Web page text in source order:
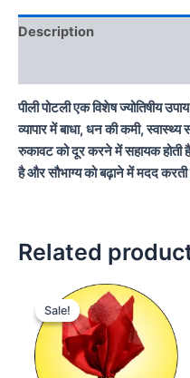
Description
पीली पोटली एक विशेष ज्योतिषीय
व्यापार में बाधा, धन की कमी,
रुकावट को दूर करने में सहायक होती
है और सौभाग्य को बढ़ाने में मदद
Related
Sale!
Sale!
Original
price
was:
₹15,000.00.
price
is: